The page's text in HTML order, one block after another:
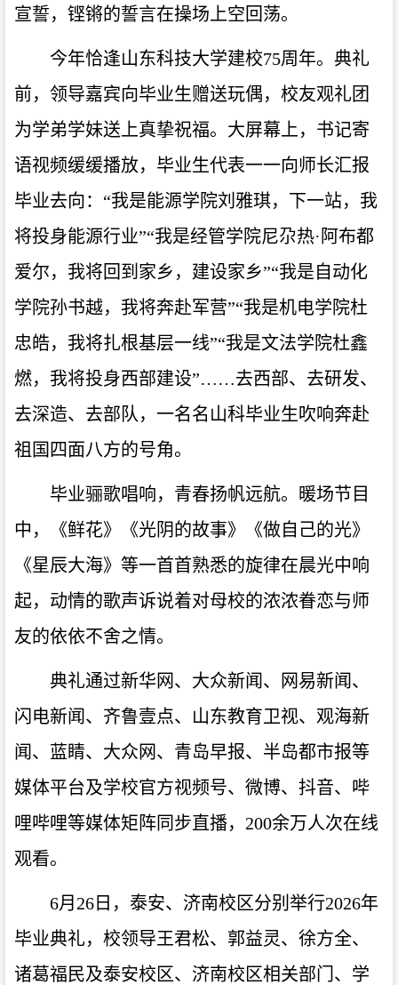
宣誓，铿锵的誓言在操场上空回荡。
今年恰逢山东科技大学建校75周年。典礼
前，领导嘉宾向毕业生赠送玩偶，校友观礼团
为学弟学妹送上真挚祝福。大屏幕上，书记寄
语视频缓缓播放，毕业生代表一一向师长汇报
毕业去向：“我是能源学院刘雅琪，下一站，我
将投身能源行业”“我是经管学院尼尕热·阿布都
爱尔，我将回到家乡，建设家乡”“我是自动化
学院孙书越，我将奔赴军营”“我是机电学院杜
忠皓，我将扎根基层一线”“我是文法学院杜鑫
燃，我将投身西部建设”……去西部、去研发、
去深造、去部队，一名名山科毕业生吹响奔赴
祖国四面八方的号角。
毕业骊歌唱响，青春扬帆远航。暖场节目
中，《鲜花》《光阴的故事》《做自己的光》
《星辰大海》等一首首熟悉的旋律在晨光中响
起，动情的歌声诉说着对母校的浓浓眷恋与师
友的依依不舍之情。
典礼通过新华网、大众新闻、网易新闻、
闪电新闻、齐鲁壹点、山东教育卫视、观海新
闻、蓝睛、大众网、青岛早报、半岛都市报等
媒体平台及学校官方视频号、微博、抖音、哔
哩哔哩等媒体矩阵同步直播，200余万人次在线
观看。
6月26日，泰安、济南校区分别举行2026年
毕业典礼，校领导王君松、郭益灵、徐方全、
诸葛福民及泰安校区、济南校区相关部门、学